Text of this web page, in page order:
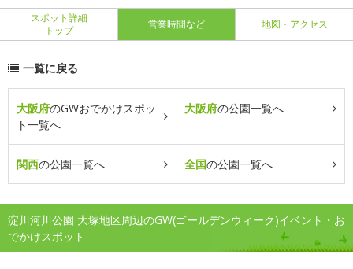
スポット詳細
トップ
営業時間など 地図・アクセス
一覧に戻る
大阪府のGWおでかけスポッ
ト一覧へ
大阪府の公園一覧へ
関西の公園一覧へ 全国の公園一覧へ
淀川河川公園 大塚地区周辺のGW(ゴールデンウィーク)イベント・お
でかけスポット